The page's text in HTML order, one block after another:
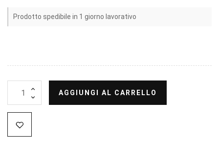
Prodotto spedibile in 1 giorno lavorativo
AGGIUNGI AL CARRELLO